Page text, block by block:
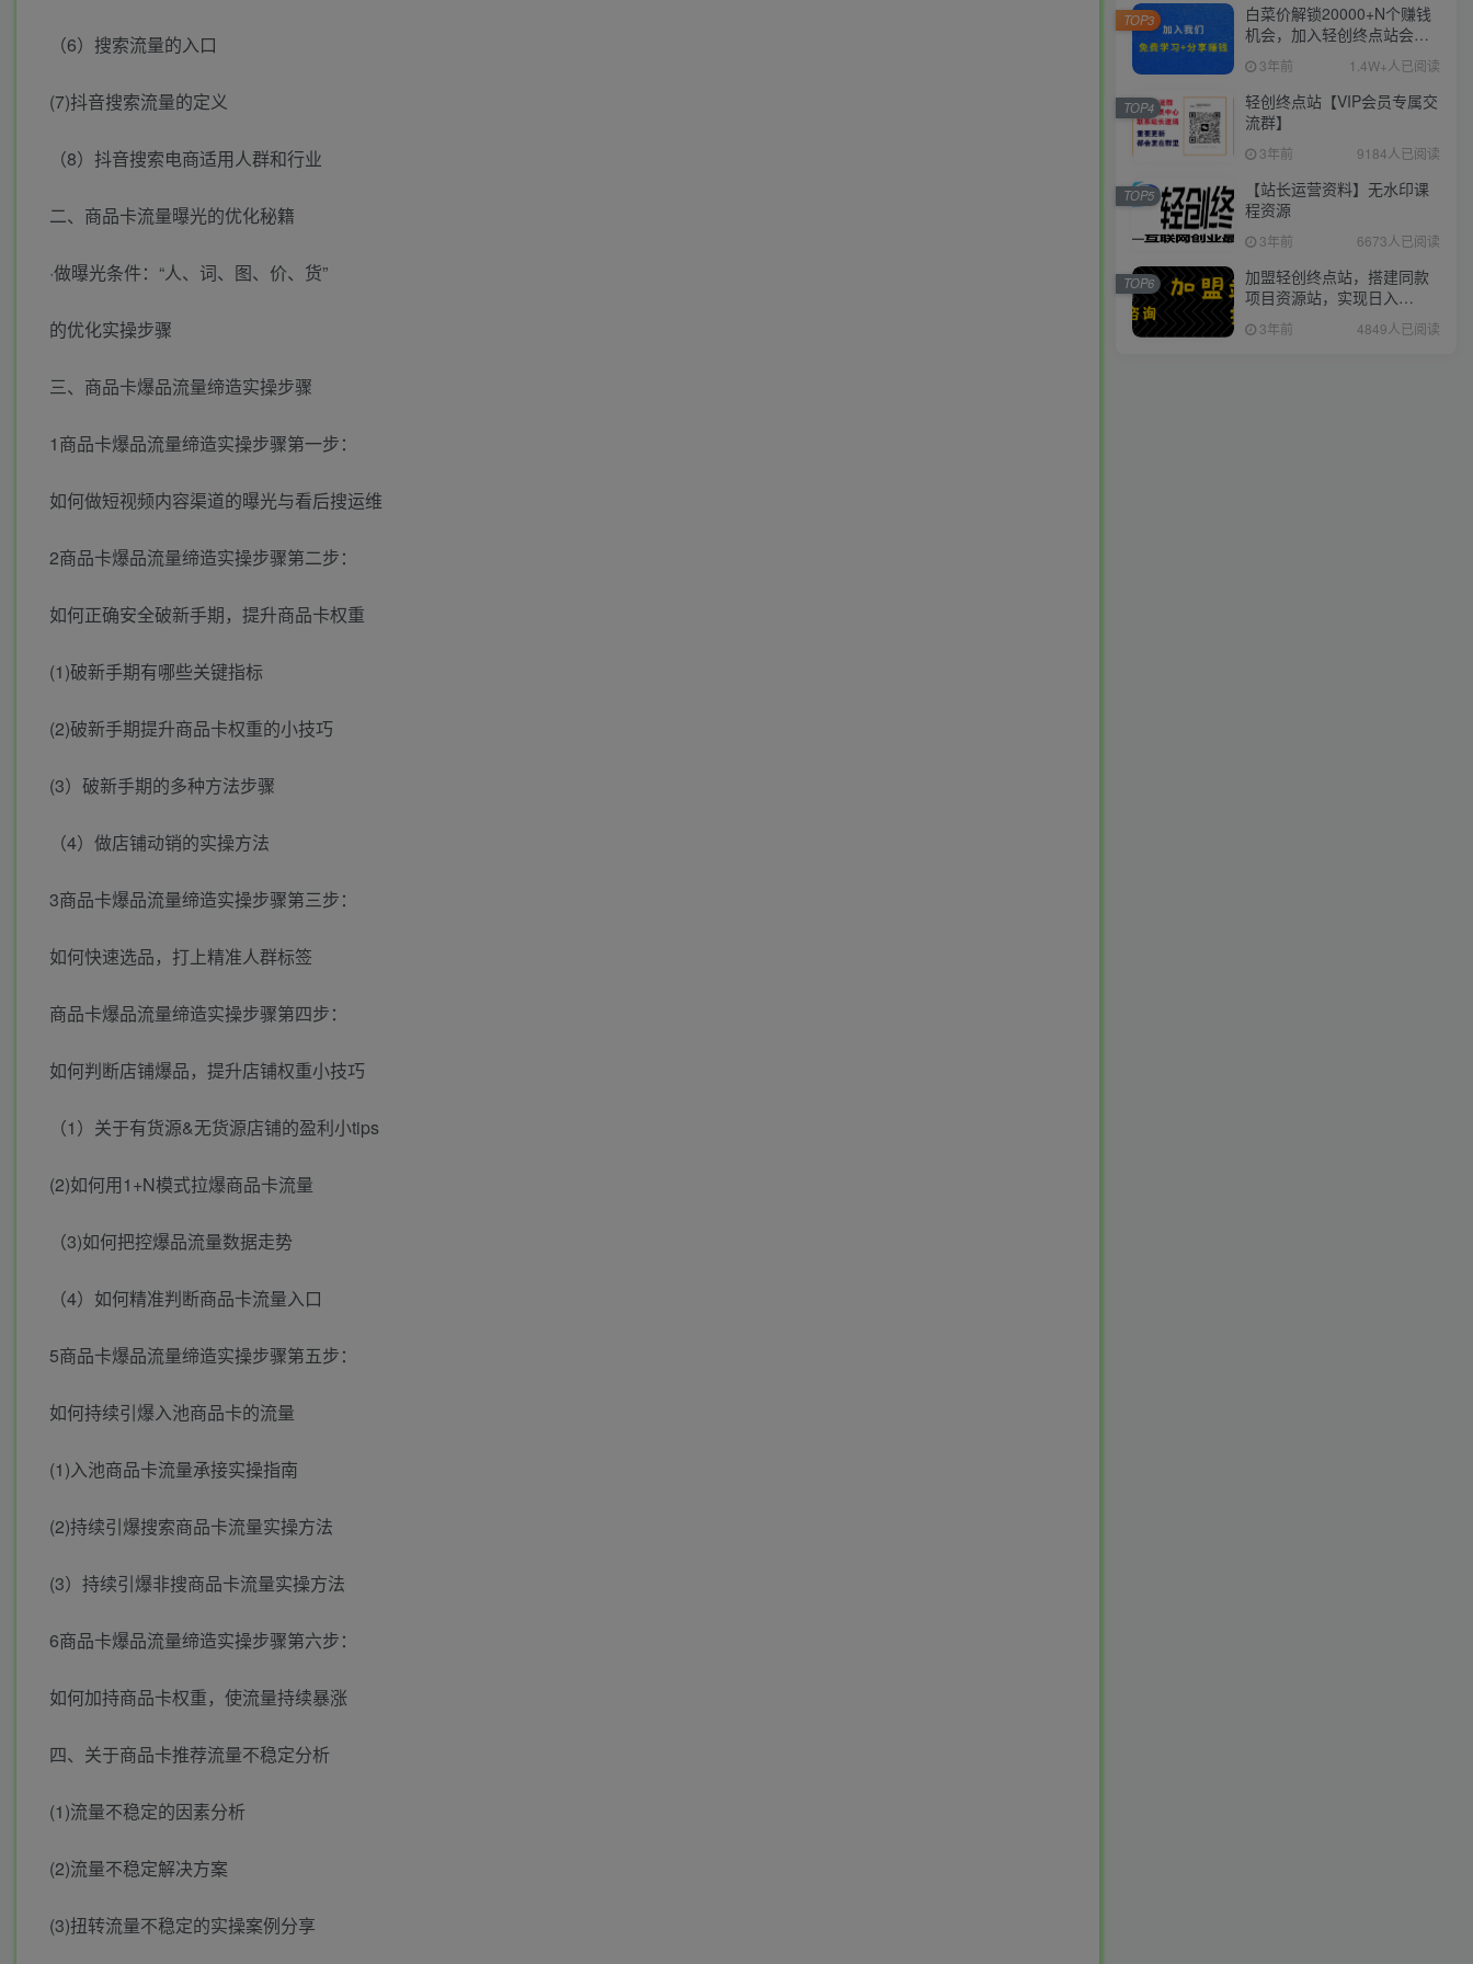
（6）搜索流量的入口
(7)抖音搜索流量的定义
（8）抖音搜索电商适用人群和行业
二、商品卡流量曝光的优化秘籍
·做曝光条件：“人、词、图、价、货”
的优化实操步骤
三、商品卡爆品流量缔造实操步骤
1商品卡爆品流量缔造实操步骤第一步：
如何做短视频内容渠道的曝光与看后搜运维
2商品卡爆品流量缔造实操步骤第二步：
如何正确安全破新手期，提升商品卡权重
(1)破新手期有哪些关键指标
(2)破新手期提升商品卡权重的小技巧
(3）破新手期的多种方法步骤
（4）做店铺动销的实操方法
3商品卡爆品流量缔造实操步骤第三步：
如何快速选品，打上精准人群标签
商品卡爆品流量缔造实操步骤第四步：
如何判断店铺爆品，提升店铺权重小技巧
（1）关于有货源&无货源店铺的盈利小tips
(2)如何用1+N模式拉爆商品卡流量
（3)如何把控爆品流量数据走势
（4）如何精准判断商品卡流量入口
5商品卡爆品流量缔造实操步骤第五步：
如何持续引爆入池商品卡的流量
(1)入池商品卡流量承接实操指南
(2)持续引爆搜索商品卡流量实操方法
(3）持续引爆非搜商品卡流量实操方法
6商品卡爆品流量缔造实操步骤第六步：
如何加持商品卡权重，使流量持续暴涨
四、关于商品卡推荐流量不稳定分析
(1)流量不稳定的因素分析
(2)流量不稳定解决方案
(3)扭转流量不稳定的实操案例分享
白菜价解锁20000+N个赚钱
机会，加入轻创终点站会
员，全站资源免费学习。
3年前 1.4W+人已阅读
TOP3
轻创终点站【VIP会员专属交
流群】
3年前 9184人已阅读
TOP4
【站长运营资料】无水印课
程资源
3年前 6673人已阅读
TOP5
加盟轻创终点站，搭建同款
项目资源站，实现日入
2000+
3年前 4849人已阅读
TOP6